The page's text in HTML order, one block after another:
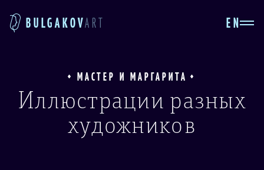
BULGAKOVART EN
МАСТЕР И МАРГАРИТА
Иллюстрации разных
художников